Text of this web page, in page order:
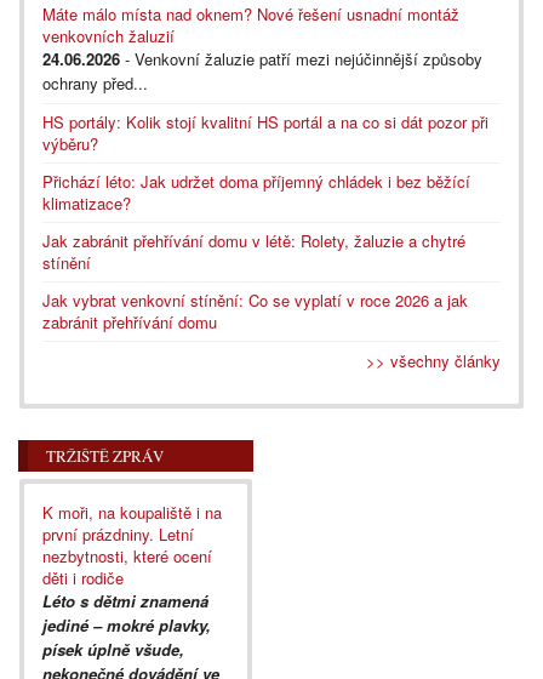
Máte málo místa nad oknem? Nové řešení usnadní montáž
venkovních žaluzií
24.06.2026 - Venkovní žaluzie patří mezi nejúčinnější způsoby
ochrany před...
HS portály: Kolik stojí kvalitní HS portál a na co si dát pozor při
výběru?
Přichází léto: Jak udržet doma příjemný chládek i bez běžící
klimatizace?
Jak zabránit přehřívání domu v létě: Rolety, žaluzie a chytré
stínění
Jak vybrat venkovní stínění: Co se vyplatí v roce 2026 a jak
zabránit přehřívání domu
>> všechny články
TRŽIŠTĚ ZPRÁV
K moři, na koupaliště i na
první prázdniny. Letní
nezbytnosti, které ocení
děti i rodiče
Léto s dětmi znamená
jediné – mokré plavky,
písek úplně všude,
nekonečné dovádění ve